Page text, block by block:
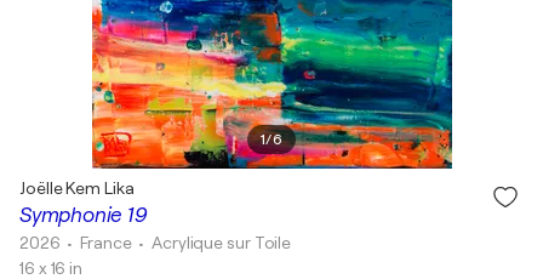
1/6
Symphonie 19
Joëlle Kem Lika
2026 • France •Acrylique sur Toile
16 x 16 in